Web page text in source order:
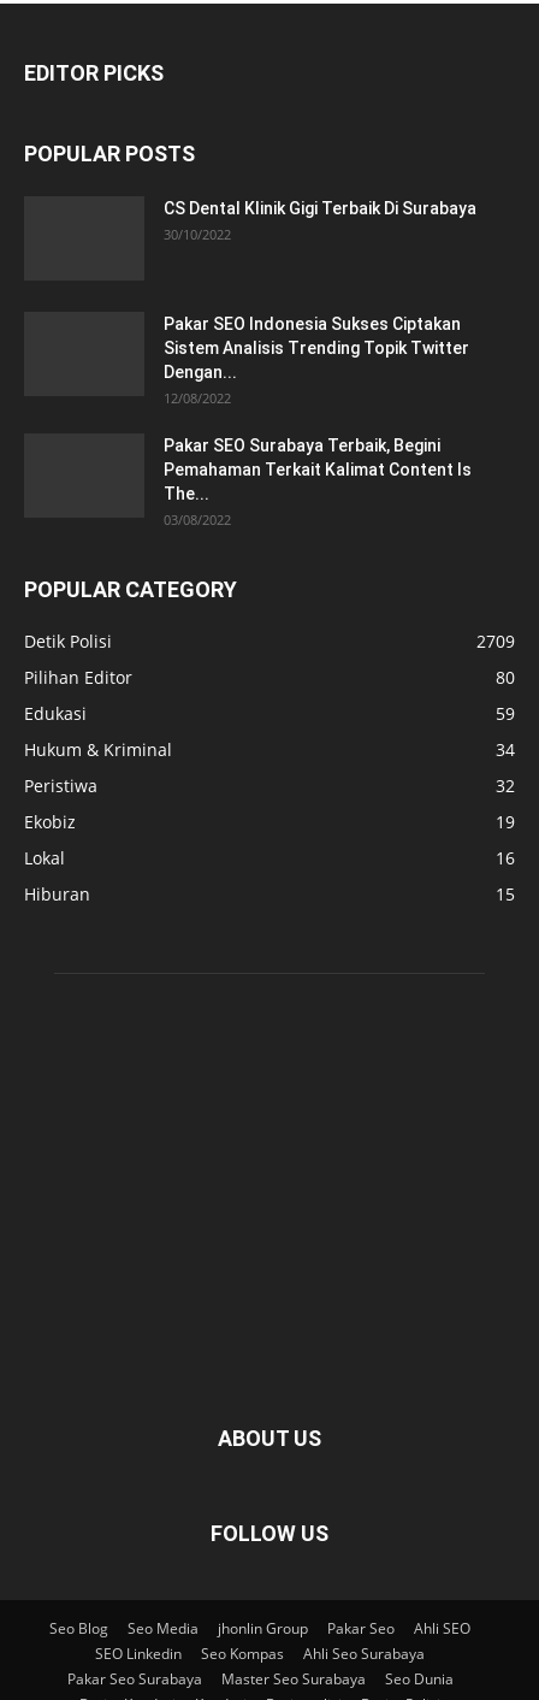
EDITOR PICKS
POPULAR POSTS
CS Dental Klinik Gigi Terbaik Di Surabaya
30/10/2022
Pakar SEO Indonesia Sukses Ciptakan
Sistem Analisis Trending Topik Twitter
Dengan...
12/08/2022
Pakar SEO Surabaya Terbaik, Begini
Pemahaman Terkait Kalimat Content Is
The...
03/08/2022
POPULAR CATEGORY
Detik Polisi
2709
Pilihan Editor
80
Edukasi
59
Hukum & Kriminal
34
Peristiwa
32
Ekobiz
19
Lokal
16
Hiburan
15
ABOUT US
FOLLOW US
Seo Blog Seo Media jhonlin Group Pakar Seo
Ahli SEO
SEO Linkedin
Seo Kompas
Ahli Seo Surabaya
Pakar Seo Surabaya
Master Seo Surabaya
Seo Dunia